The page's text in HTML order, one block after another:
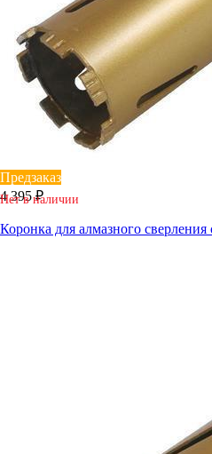
Предзаказ
4 395 ₽
Нет в наличии
Коронка для алмазного